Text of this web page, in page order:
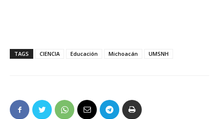
TAGS CIENCIA Educación Michoacán UMSNH